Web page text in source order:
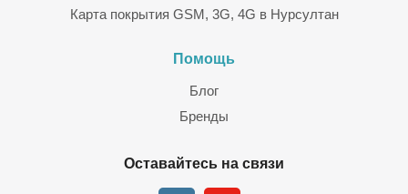
Карта покрытия GSM, 3G, 4G в Нурсултан
Помощь
Блог
Бренды
Оставайтесь на связи